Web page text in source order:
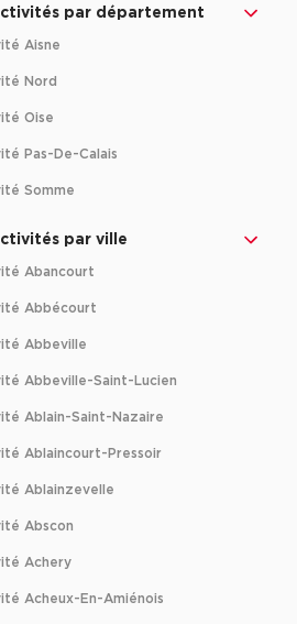
Activités
Activités à Aix-en-Provence
Activités à Saint-Priest
à Massy
à Rennes
Activités à Besançon
en Ille-et-Vilaine
à Lyon
à Aubagne
à Toulouse
à Dijon
par département
Aisne
Nord
Oise
Pas-De-Calais
Somme
par ville
Abancourt
Abbécourt
Abbeville
Abbeville-Saint-Lucien
Ablain-Saint-Nazaire
Ablaincourt-Pressoir
Ablainzevelle
Abscon
Achery
Acheux-En-Amiénois